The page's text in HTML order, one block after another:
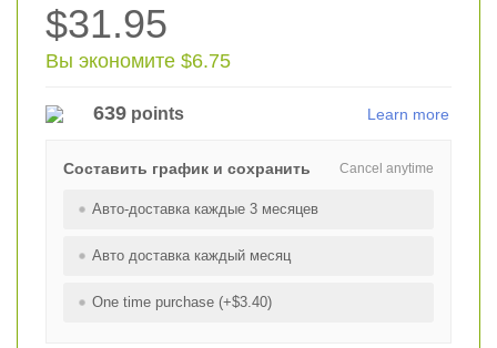
$31.95
Вы экономите $6.75
639 points Learn more
Cancel anytime
Составить график и сохранить
Авто-доставка каждые 3 месяцев
Авто доставка каждый месяц
One time purchase (+$3.40)